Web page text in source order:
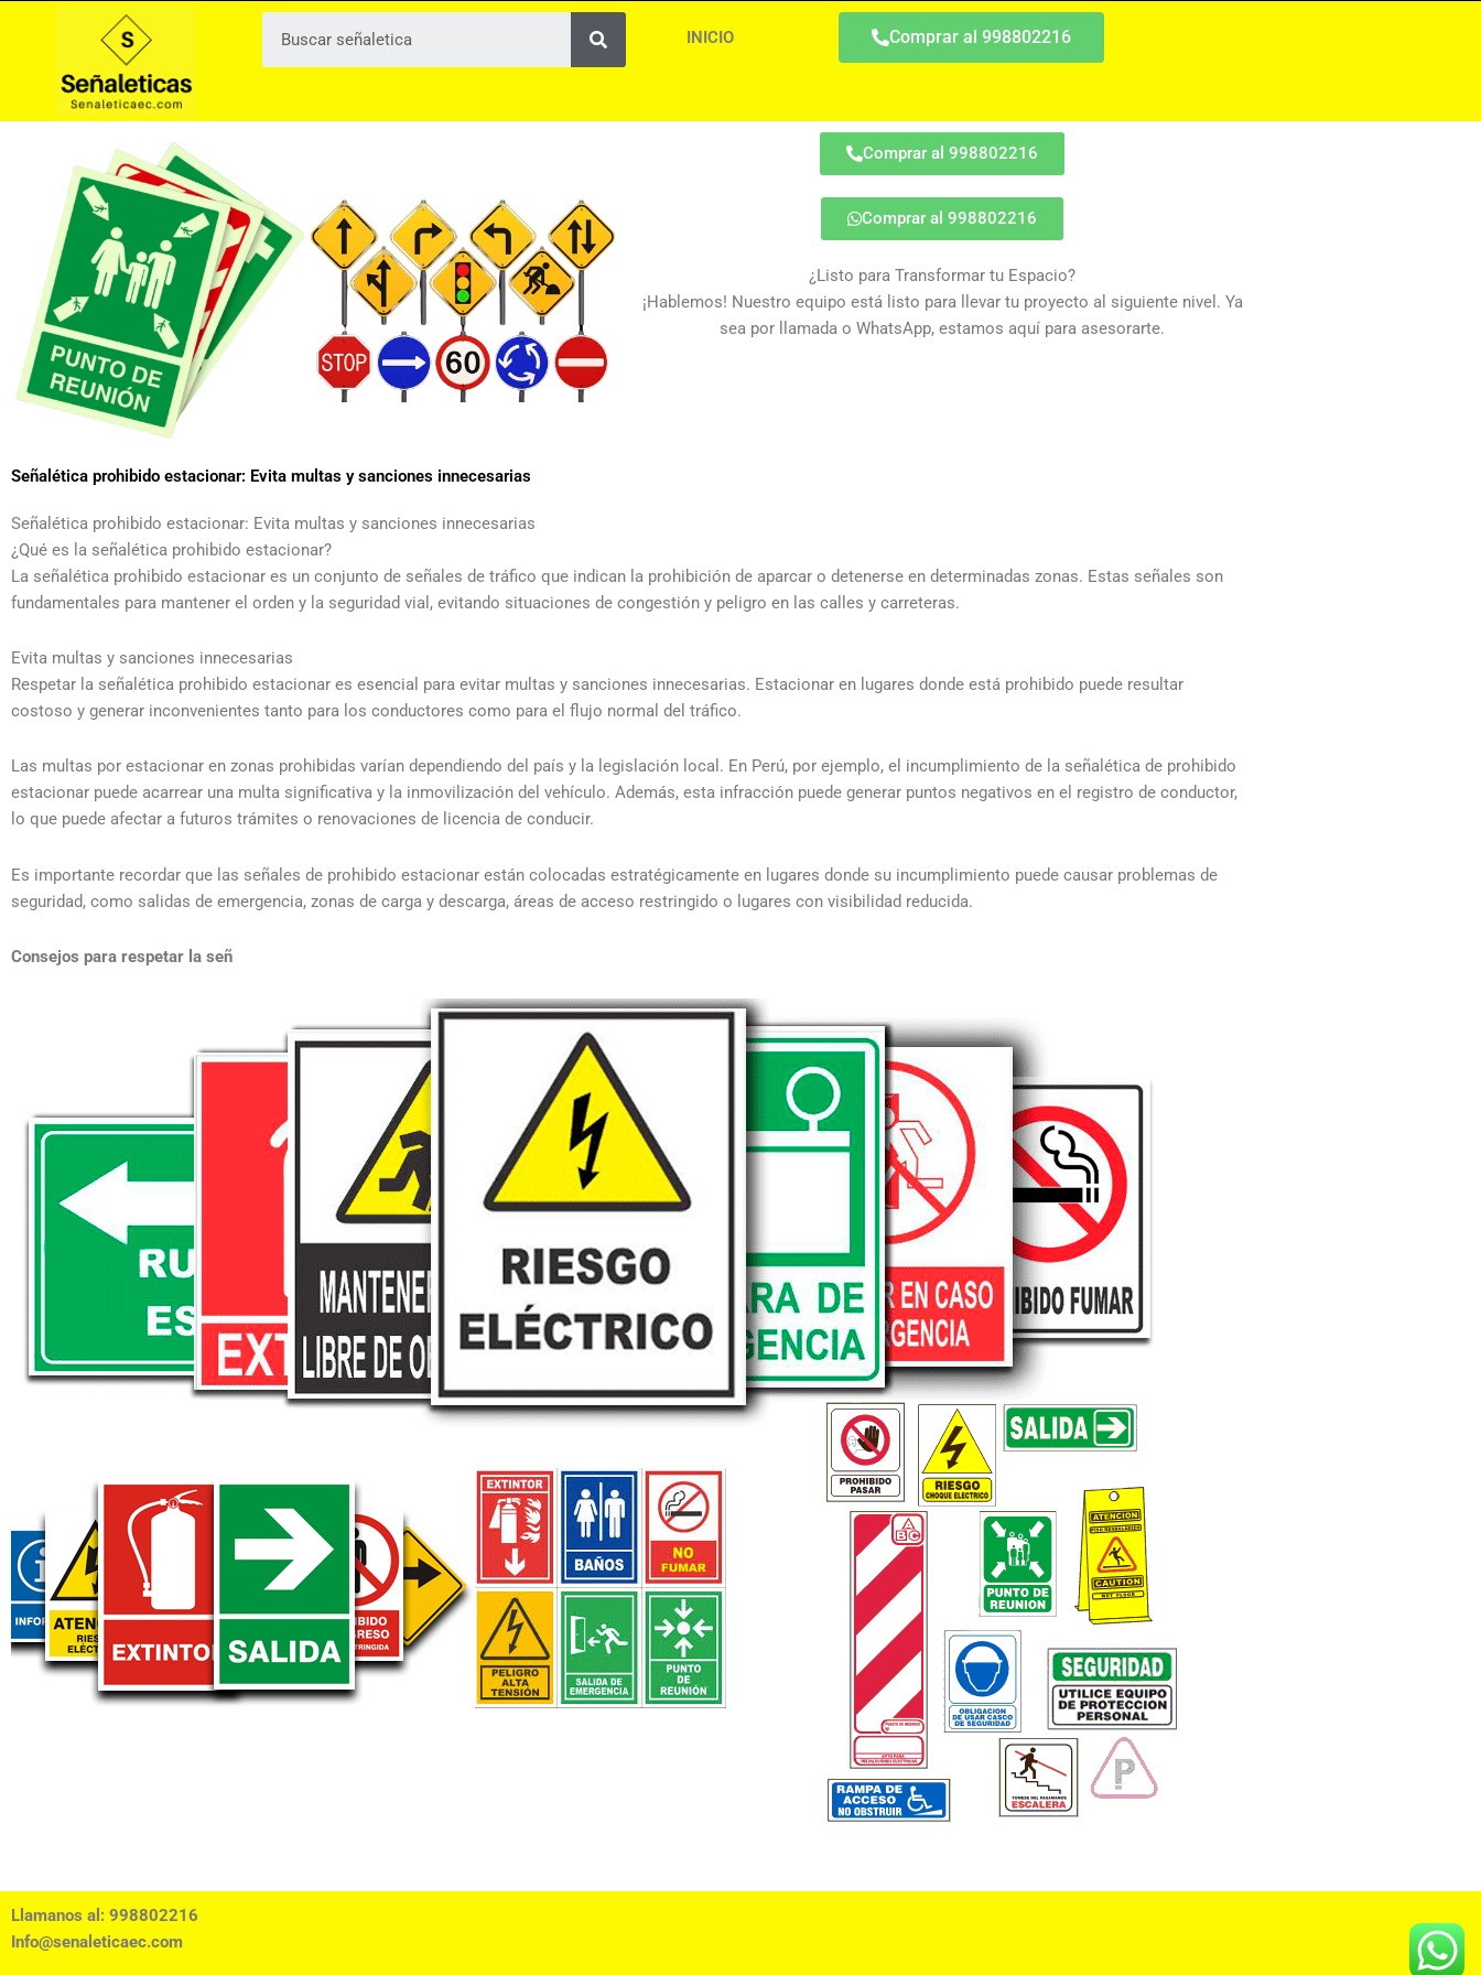
Search
INICIO Comprar al 998802216
Comprar al 998802216
Comprar al 998802216
¿Listo para Transformar tu Espacio?
¡Hablemos! Nuestro equipo está listo para llevar tu proyecto al siguiente nivel. Ya
sea por llamada o WhatsApp, estamos aquí para asesorarte.
Señalética prohibido estacionar: Evita multas y sanciones innecesarias
Señalética prohibido estacionar: Evita multas y sanciones innecesarias
¿Qué es la señalética prohibido estacionar?
La señalética prohibido estacionar es un conjunto de señales de tráfico que indican la prohibición de aparcar o detenerse en determinadas zonas. Estas señales son
fundamentales para mantener el orden y la seguridad vial, evitando situaciones de congestión y peligro en las calles y carreteras.
Evita multas y sanciones innecesarias
Respetar la señalética prohibido estacionar es esencial para evitar multas y sanciones innecesarias. Estacionar en lugares donde está prohibido puede resultar
costoso y generar inconvenientes tanto para los conductores como para el flujo normal del tráfico.
Las multas por estacionar en zonas prohibidas varían dependiendo del país y la legislación local. En Perú, por ejemplo, el incumplimiento de la señalética de prohibido
estacionar puede acarrear una multa significativa y la inmovilización del vehículo. Además, esta infracción puede generar puntos negativos en el registro de conductor,
lo que puede afectar a futuros trámites o renovaciones de licencia de conducir.
Es importante recordar que las señales de prohibido estacionar están colocadas estratégicamente en lugares donde su incumplimiento puede causar problemas de
seguridad, como salidas de emergencia, zonas de carga y descarga, áreas de acceso restringido o lugares con visibilidad reducida.
Consejos para respetar la señ
Llamanos al: 998802216
Info@senaleticaec.com